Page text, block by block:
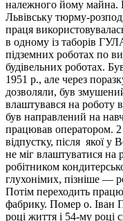
належного йому майна.
Львівську тюрму-
праця
в одному із таборів
підземних роботах по
будівельних роботах.
1951 р., але через
дозволяли, був
влаштувався на роботу
був направлений на
працював оператором.
відпустку, після якої у
не міг влаштуватися на
робітником
глухонімих, пізніше —
Потім переходить
фабрику. Помер о. Іван
році життя і 54-му році